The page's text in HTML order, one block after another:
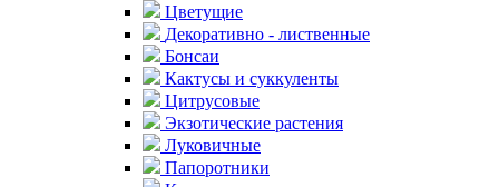
Цветущие
Декоративно - лиственные
Бонсаи
Кактусы и суккуленты
Цитрусовые
Экзотические растения
Луковичные
Папоротники